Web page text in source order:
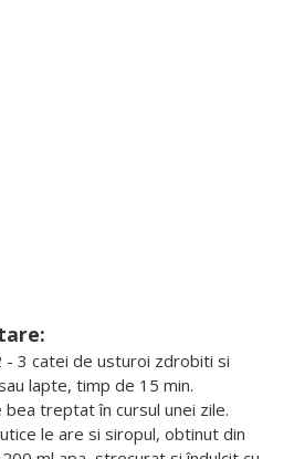
- 3 catei de usturoi zdrobiti si
lapte, timp de 15 min.
treptat în cursul unei zile.
le are si siropul, obtinut din